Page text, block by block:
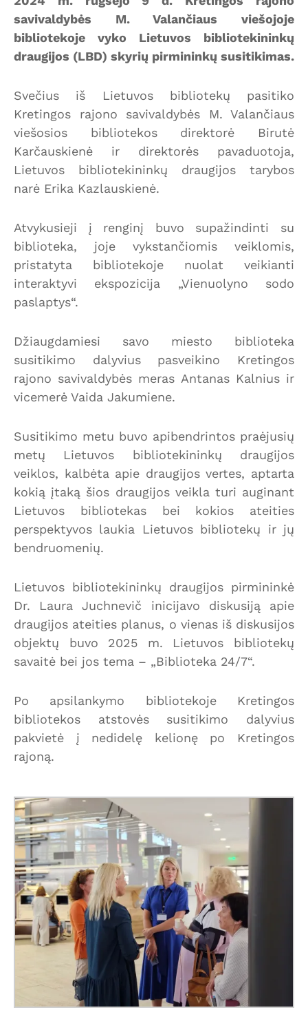
savivaldybės M. Valančiaus viešojoje
bibliotekoje vyko Lietuvos bibliotekininkų
draugijos (LBD) skyrių pirmininkų susitikimas.
Svečius iš Lietuvos bibliotekų pasitiko
Kretingos rajono savivaldybės M. Valančiaus
viešosios bibliotekos direktorė Birutė
Karčauskienė ir direktorės pavaduotoja,
Lietuvos bibliotekininkų draugijos tarybos
narė Erika Kazlauskienė.
Atvykusieji į renginį buvo supažindinti su
biblioteka, joje vykstančiomis veiklomis,
pristatyta bibliotekoje nuolat veikianti
interaktyvi ekspozicija „Vienuolyno sodo
paslaptys“.
Džiaugdamiesi savo miesto biblioteka
susitikimo dalyvius pasveikino Kretingos
rajono savivaldybės meras Antanas Kalnius ir
vicemerė Vaida Jakumiene.
Susitikimo metu buvo apibendrintos praėjusių
metų Lietuvos bibliotekininkų draugijos
veiklos, kalbėta apie draugijos vertes, aptarta
kokią įtaką šios draugijos veikla turi auginant
Lietuvos bibliotekas bei kokios ateities
perspektyvos laukia Lietuvos bibliotekų ir jų
bendruomenių.
Lietuvos bibliotekininkų draugijos pirmininkė
Dr. Laura Juchnevič inicijavo diskusiją apie
draugijos ateities planus, o vienas iš diskusijos
objektų buvo 2025 m. Lietuvos bibliotekų
savaitė bei jos tema – „Biblioteka 24/7“.
Po apsilankymo bibliotekoje Kretingos
bibliotekos atstovės susitikimo dalyvius
pakvietė į nedidelę kelionę po Kretingos
rajoną.